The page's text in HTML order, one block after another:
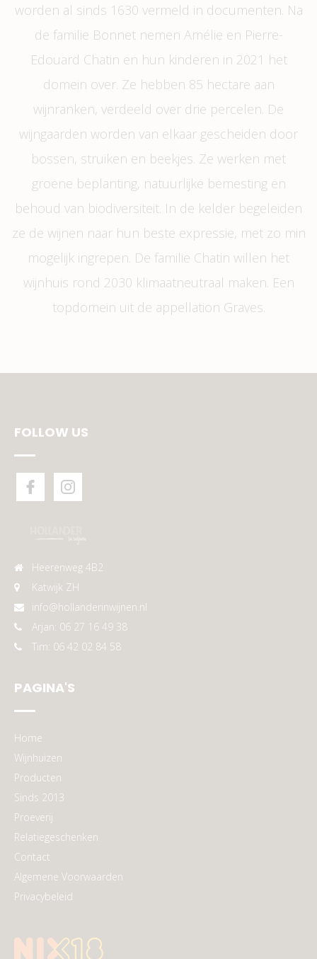
worden al sinds 1630 vermeld in documenten. Na
de familie Bonnet nemen Amélie en Pierre-
Edouard Chatin en hun kinderen in 2021 het
domein over. Ze hebben 85 hectare aan
wijnranken, verdeeld over drie percelen. De
wijngaarden worden van elkaar gescheiden door
bossen, struiken en beekjes. Ze werken met
groene beplanting, natuurlijke bemesting en
behoud van biodiversiteit. In de kelder begeleiden
ze de wijnen naar hun beste expressie, met zo min
mogelijk ingrepen. De familie Chatin willen het
wijnhuis rond 2030 klimaatneutraal maken. Een
topdomein uit de appellation Graves.
FOLLOW US
Heerenweg 4B2
Katwijk ZH
info@hollanderinwijnen.nl
Arjan: 06 27 16 49 38
Tim: 06 42 02 84 58
PAGINA'S
Home
Wijnhuizen
Producten
Sinds 2013
Proeverij
Relatiegeschenken
Contact
Algemene Voorwaarden
Privacybeleid